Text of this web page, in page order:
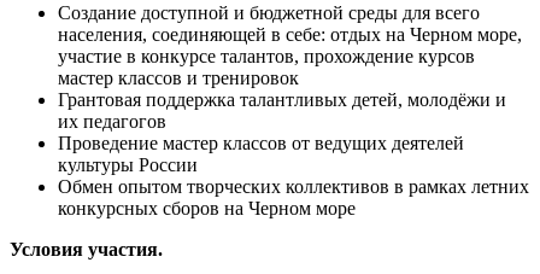
Создание доступной и бюджетной среды для всего
населения, соединяющей в себе: отдых на Черном море,
участие в конкурсе талантов, прохождение курсов
мастер классов и тренировок
Грантовая поддержка талантливых детей, молодёжи и
их педагогов
Проведение мастер классов от ведущих деятелей
культуры России
Обмен опытом творческих коллективов в рамках летних
конкурсных сборов на Черном море
Условия участия.